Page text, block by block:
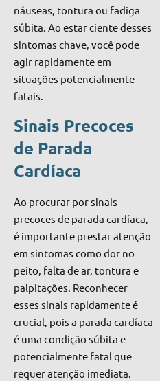
náuseas, tontura ou fadiga
súbita. Ao estar ciente desses
sintomas chave, você pode
agir rapidamente em
situações potencialmente
fatais.
Sinais Precoces
de Parada
Cardíaca
Ao procurar por sinais
precoces de parada cardíaca,
é importante prestar atenção
em sintomas como dor no
peito, falta de ar, tontura e
palpitações. Reconhecer
esses sinais rapidamente é
crucial, pois a parada cardíaca
é uma condição súbita e
potencialmente fatal que
requer atenção imediata.